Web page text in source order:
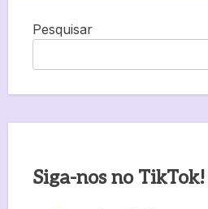
Pesquisar
Siga-nos no TikTok!